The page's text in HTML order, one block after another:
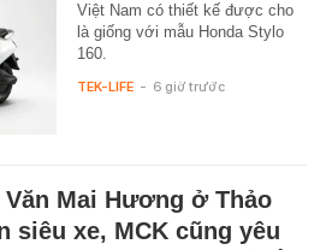
Việt Nam có thiết kế được cho
là giống với mẫu Honda Stylo
160.
TEK-LIFE - 6 giờ trước
Mai Hương ở Thảo
siêu xe, MCK cũng yêu